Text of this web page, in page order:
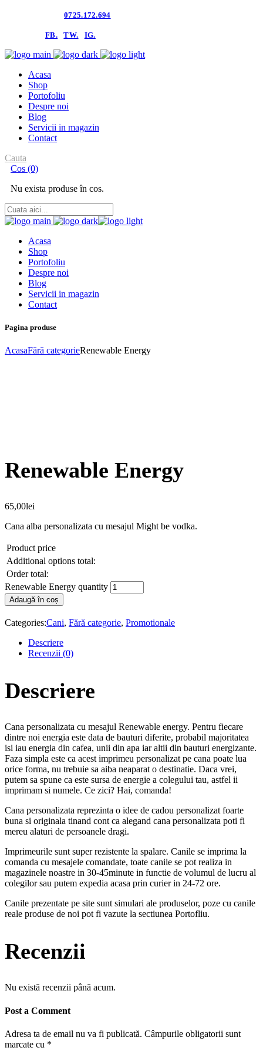
0725.172.694
FB. TW. IG.
Acasa
Shop
Portofoliu
Despre noi
Blog
Servicii in magazin
Contact
Cauta
Cos (0)
Nu exista produse în cos.
Acasa
Shop
Portofoliu
Despre noi
Blog
Servicii in magazin
Contact
Pagina produse
AcasaFără categorieRenewable Energy
Renewable Energy
65,00lei
Cana alba personalizata cu mesajul Might be vodka.
Product price
Additional options total:
Order total:
Renewable Energy quantity
Adaugă în coș
Categories:Cani, Fără categorie, Promotionale
Descriere
Recenzii (0)
Descriere
Cana personalizata cu mesajul Renewable energy. Pentru fiecare
dintre noi energia este data de bauturi diferite, probabil majoritatea
isi iau energia din cafea, unii din apa iar altii din bauturi energizante.
Faza simpla este ca acest imprimeu personalizat pe cana poate lua
orice forma, nu trebuie sa aiba neaparat o destinatie. Daca vrei,
putem sa spune ca este sursa de energie a colegului tau, astfel ii
imprimam si numele. Ce zici? Hai, comanda!
Cana personalizata reprezinta o idee de cadou personalizat foarte
buna si originala tinand cont ca alegand cana personalizata poti fi
mereu alaturi de persoanele dragi.
Imprimeurile sunt super rezistente la spalare. Canile se imprima la
comanda cu mesajele comandate, toate canile se pot realiza in
magazinele noastre in 30-45minute in functie de volumul de lucru al
colegilor sau putem expedia acasa prin curier in 24-72 ore.
Canile prezentate pe site sunt simulari ale produselor, poze cu canile
reale produse de noi pot fi vazute la sectiunea Portofliu.
Recenzii
Nu există recenzii până acum.
Post a Comment
Adresa ta de email nu va fi publicată. Câmpurile obligatorii sunt
marcate cu *